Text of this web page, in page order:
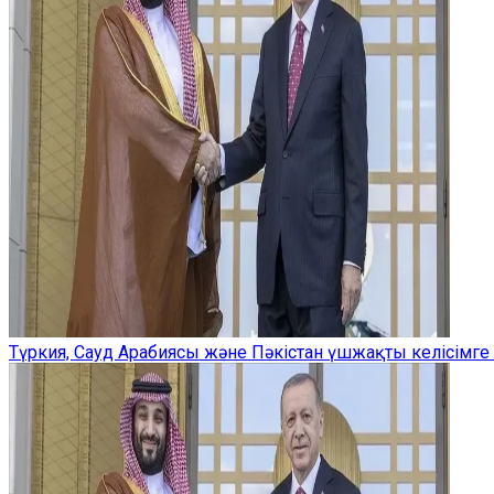
Түркия, Сауд Арабиясы және Пәкістан үшжақты